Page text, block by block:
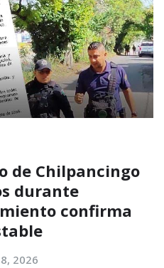
de Chilpancingo
durante
confirma
2026